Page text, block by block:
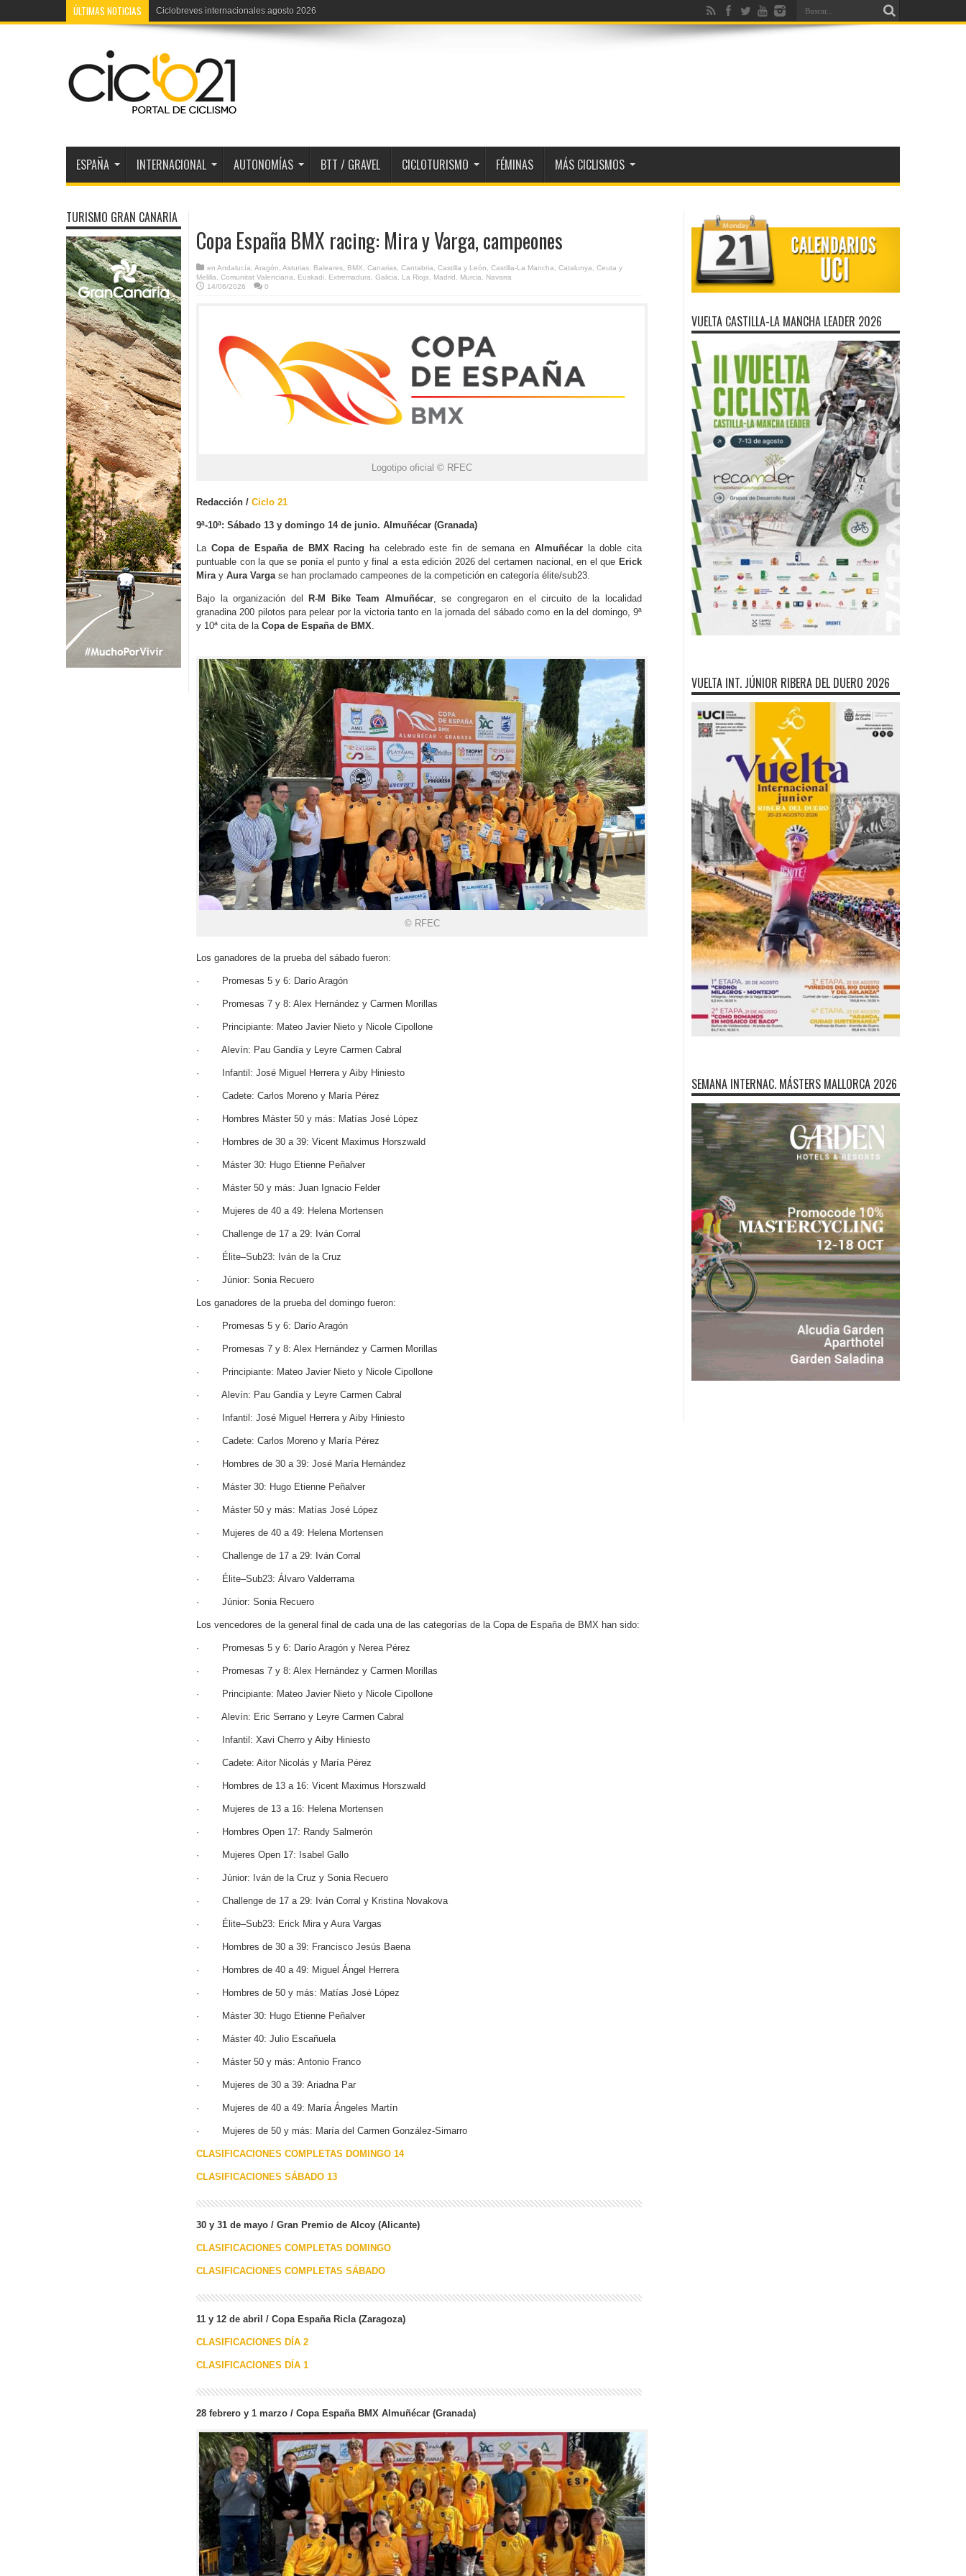
ÚLTIMAS NOTICIAS Ciclobreves internacionales agosto 2026
ESPAÑA INTERNACIONAL AUTONOMÍAS BTT / GRAVEL CICLOTURISMO FÉMINAS MÁS CICLISMOS
Copa España BMX racing: Mira y Varga, campeones
en Andalucía Aragón Asturias Baleares BMX Canarias Cantabria Castilla y León Castilla-La Mancha Catalunya
Ceuta y
Melilla
Comunitat Valenciana Euskadi Extremadura Galicia La Rioja Madrid Murcia
Navarra
14/06/2026
0
Logotipo oficial © RFEC
Redacción / Ciclo 21
9ª-10ª: Sábado 13 y domingo 14 de junio. Almuñécar (Granada)
La Copa de España de BMX Racing ha celebrado este fin de semana en Almuñécarla doble cita
puntuable con la que se ponía el punto y final a esta edición 2026 del certamen nacional, en el que Erick
Mira y Aura Varga se han proclamado campeones de la competición en categoría élite/sub23.
Bajo la organización del R-M Bike Team Almuñécar, se congregaron en el circuito de la localidad
granadina 200 pilotos para pelear por la victoria tanto en la jornada del sábado como en la del domingo, 9ª
y 10ª cita de la Copa de España de BMX
© RFEC
Los ganadores de la prueba del sábado fueron:
· Promesas 5 y 6: Darío Aragón
· Promesas 7 y 8: Alex Hernández y Carmen Morillas
· Principiante: Mateo Javier Nieto y Nicole Cipollone
· Alevín: Pau Gandía y Leyre Carmen Cabral
· Infantil: José Miguel Herrera y Aiby Hiniesto
· Cadete: Carlos Moreno y María Pérez
· Hombres Máster 50 y más: Matías José López
· Hombres de 30 a 39: Vicent Maximus Horszwald
· Máster 30: Hugo Etienne Peñalver
· Máster 50 y más: Juan Ignacio Felder
· Mujeres de 40 a 49: Helena Mortensen
· Challenge de 17 a 29: Iván Corral
· Élite–Sub23: Iván de la Cruz
· Júnior: Sonia Recuero
Los ganadores de la prueba del domingo fueron:
· Promesas 5 y 6: Darío Aragón
· Promesas 7 y 8: Alex Hernández y Carmen Morillas
· Principiante: Mateo Javier Nieto y Nicole Cipollone
· Alevín: Pau Gandía y Leyre Carmen Cabral
· Infantil: José Miguel Herrera y Aiby Hiniesto
· Cadete: Carlos Moreno y María Pérez
· Hombres de 30 a 39: José María Hernández
· Máster 30: Hugo Etienne Peñalver
· Máster 50 y más: Matías José López
· Mujeres de 40 a 49: Helena Mortensen
· Challenge de 17 a 29: Iván Corral
· Élite–Sub23: Álvaro Valderrama
· Júnior: Sonia Recuero
Los vencedores de la general final de cada una de las categorías de la Copa de España de BMX han sido:
· Promesas 5 y 6: Darío Aragón y Nerea Pérez
· Promesas 7 y 8: Alex Hernández y Carmen Morillas
· Principiante: Mateo Javier Nieto y Nicole Cipollone
· Alevín: Eric Serrano y Leyre Carmen Cabral
· Infantil: Xavi Cherro y Aiby Hiniesto
· Cadete: Aitor Nicolás y María Pérez
· Hombres de 13 a 16: Vicent Maximus Horszwald
· Mujeres de 13 a 16: Helena Mortensen
· Hombres Open 17: Randy Salmerón
· Mujeres Open 17: Isabel Gallo
· Júnior: Iván de la Cruz y Sonia Recuero
· Challenge de 17 a 29: Iván Corral y Kristina Novakova
· Élite–Sub23: Erick Mira y Aura Vargas
· Hombres de 30 a 39: Francisco Jesús Baena
· Hombres de 40 a 49: Miguel Ángel Herrera
· Hombres de 50 y más: Matías José López
· Máster 30: Hugo Etienne Peñalver
· Máster 40: Julio Escañuela
· Máster 50 y más: Antonio Franco
· Mujeres de 30 a 39: Ariadna Par
· Mujeres de 40 a 49: María Ángeles Martín
· Mujeres de 50 y más: María del Carmen González-Simarro
CLASIFICACIONES COMPLETAS DOMINGO 14
CLASIFICACIONES SÁBADO 13
30 y 31 de mayo / Gran Premio de Alcoy (Alicante)
CLASIFICACIONES COMPLETAS DOMINGO
CLASIFICACIONES COMPLETAS SÁBADO
11 y 12 de abril / Copa España Ricla (Zaragoza)
CLASIFICACIONES DÍA 2
CLASIFICACIONES DÍA 1
28 febrero y 1 marzo / Copa España BMX Almuñécar (Granada)
TURISMO GRAN CANARIA
VUELTA CASTILLA-LA MANCHA LEADER 2026
VUELTA INT. JÚNIOR RIBERA DEL DUERO 2026
SEMANA INTERNAC. MÁSTERS MALLORCA 2026